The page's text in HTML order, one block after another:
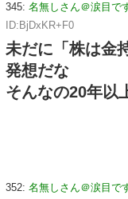
345: 名無しさん＠涙目で
ID:BjDxKR+F0
未だに「株は金
発想だな
そんなの20年以
352: 名無しさん＠涙目で